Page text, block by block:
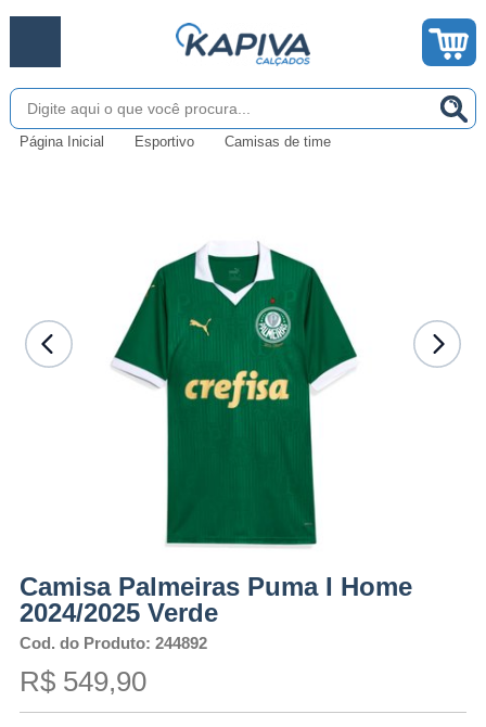
Página Inicial Esportivo Camisas de time
Camisa Palmeiras Puma I Home
2024/2025 Verde
Cod. do Produto: 244892
R$ 549,90